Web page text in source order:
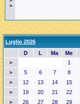
>
Luglio 2026
D
L Ma Me
> 1
> 5 6 7 8
> 12 13 14 15
> 19 20 21 22
> 26 27 28 29